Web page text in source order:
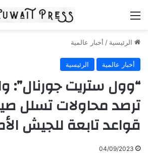
الرئيسية / أخبار عالمية
أخبار عالمية الرئيسية
“وول ستريت جورنال”:
ترصد محاولات تسلل
قواعد تابعة للجيش
04/09/2023